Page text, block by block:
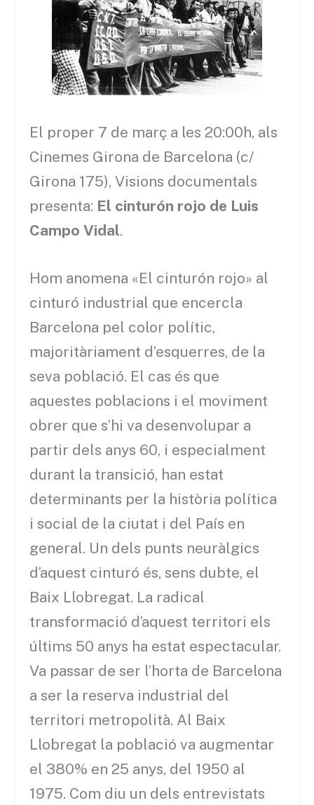
El proper 7 de març a les 20:00h, als
Cinemes Girona de Barcelona (c/
Girona 175), Visions documentals
presenta: El cinturón rojo de Luis
Campo Vidal.
Hom anomena «El cinturón rojo» al
cinturó industrial que encercla
Barcelona pel color polític,
majoritàriament d’esquerres, de la
seva població. El cas és que
aquestes poblacions i el moviment
obrer que s’hi va desenvolupar a
partir dels anys 60, i especialment
durant la transició, han estat
determinants per la història política
i social de la ciutat i del País en
general. Un dels punts neuràlgics
d’aquest cinturó és, sens dubte, el
Baix Llobregat. La radical
transformació d’aquest territori els
últims 50 anys ha estat espectacular.
Va passar de ser l’horta de Barcelona
a ser la reserva industrial del
territori metropolità. Al Baix
Llobregat la població va augmentar
el 380% en 25 anys, del 1950 al
1975. Com diu un dels entrevistats